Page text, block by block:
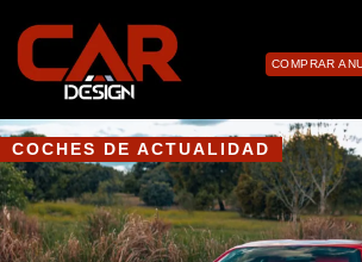
COMPRAR
COCHES DE ACTUALIDAD